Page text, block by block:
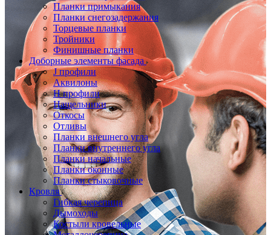
Планки примыкания
Планки снегозадержания
Торцевые планки
Тройники
Финишные планки
Доборные элементы фасада
J профили
Аквилоны
Н профили
Нащельники
Откосы
Отливы
Планки внешнего угла
Планки внутреннего угла
Планки начальные
Планки оконные
Планки стыковочные
Кровля
Гибкая черепица
Дымоходы
Костыли кровельные